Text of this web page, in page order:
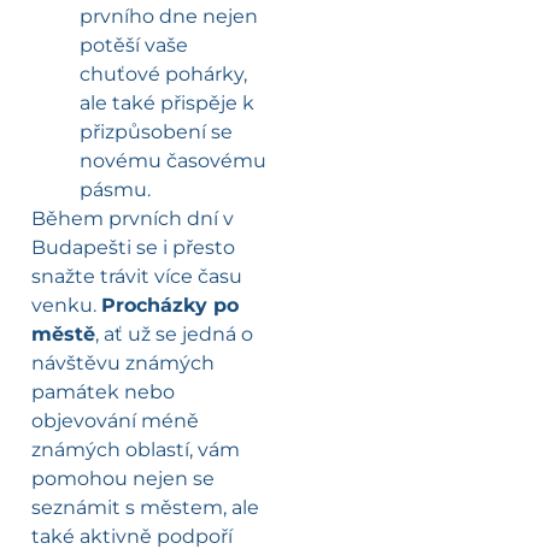
prvního dne nejen
potěší vaše
chuťové pohárky,
ale také přispěje k
přizpůsobení se
novému časovému
pásmu.
Během prvních dní v
Budapešti se i přesto
snažte trávit více času
venku. Procházky po
městě, ať už se jedná o
návštěvu známých
památek nebo
objevování méně
známých oblastí, vám
pomohou nejen se
seznámit s městem, ale
také aktivně podpoří